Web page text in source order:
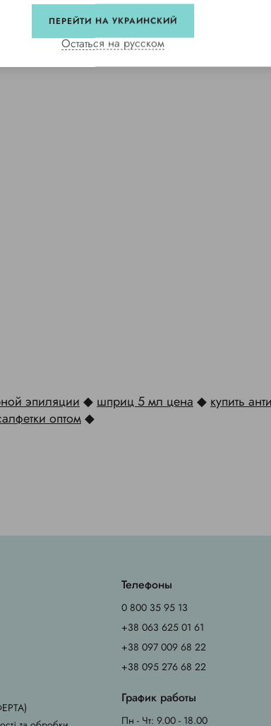
эпиляции◆шприц 5 мл цена◆купить
оптом◆
ПЕРЕЙТИ НА УКРАИНСКИЙ
Остаться на русском
Телефоны
0 800 35 95 13
+38 063 625 01 61
+38 097 009 68 22
+38 095 276 68 22
График работы
Пн - Чт: 9.00 - 18.00